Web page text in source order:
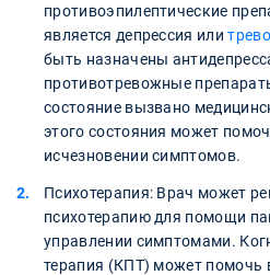
противоэпилептические
является депрессия или
быть назначены
противотревожные
состояние вызвано
этого состояния может
исчезновении симптомов.
Психотерапия: Врач может
психотерапию для помощи
управлении симптомами.
терапия (КПТ) может помочь